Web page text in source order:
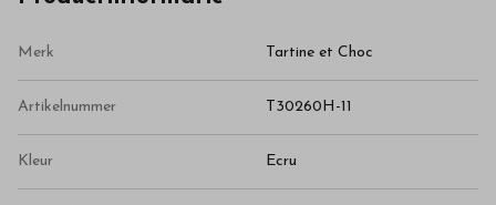
Merk Tartine et Choc
Artikelnummer T30260H-11
Kleur Ecru